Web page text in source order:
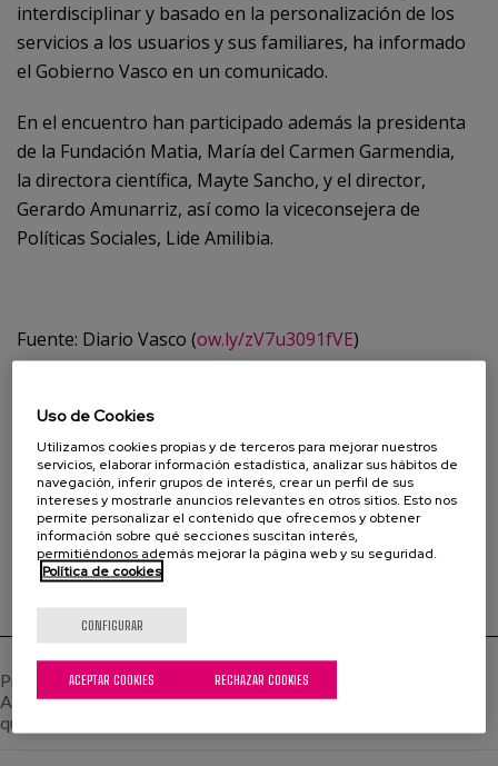
interdisciplinar y basado en la personalización de los
servicios a los usuarios y sus familiares, ha informado
el Gobierno Vasco en un comunicado.
En el encuentro han participado además la presidenta
de la Fundación Matia, María del Carmen Garmendia,
la directora científica, Mayte Sancho, y el director,
Gerardo Amunarriz, así como la viceconsejera de
Políticas Sociales, Lide Amilibia.
Fuente: Diario Vasco (ow.ly/zV7u3091fVE)
Últimas noticias
Provivienda, Matia y Matia Instituto impulsan ETXEZAIN:
Acompañar a las personas mayores a decidir cómo y dónde
quieren seguir viviendo.
Uso de Cookies
Utilizamos cookies propias y de terceros para mejorar nuestros
servicios, elaborar información estadística, analizar sus hábitos de
navegación, inferir grupos de interés, crear un perfil de sus
intereses y mostrarle anuncios relevantes en otros sitios. Esto nos
permite personalizar el contenido que ofrecemos y obtener
información sobre qué secciones suscitan interés,
permitiéndonos además mejorar la página web y su seguridad.
Política de cookies
CONFIGURAR
RECHAZAR COOKIES
ACEPTAR COOKIES